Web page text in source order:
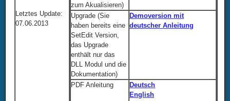
Letztes Update:
07.06.2013
zum Akualisieren)
Upgrade (Sie
haben bereits eine
SetEdit Version,
das Upgrade
enthält nur das
DLL Modul und die
Dokumentation)
Demoversion mit
deutscher Anleitung
PDF Anleitung
Deutsch
English